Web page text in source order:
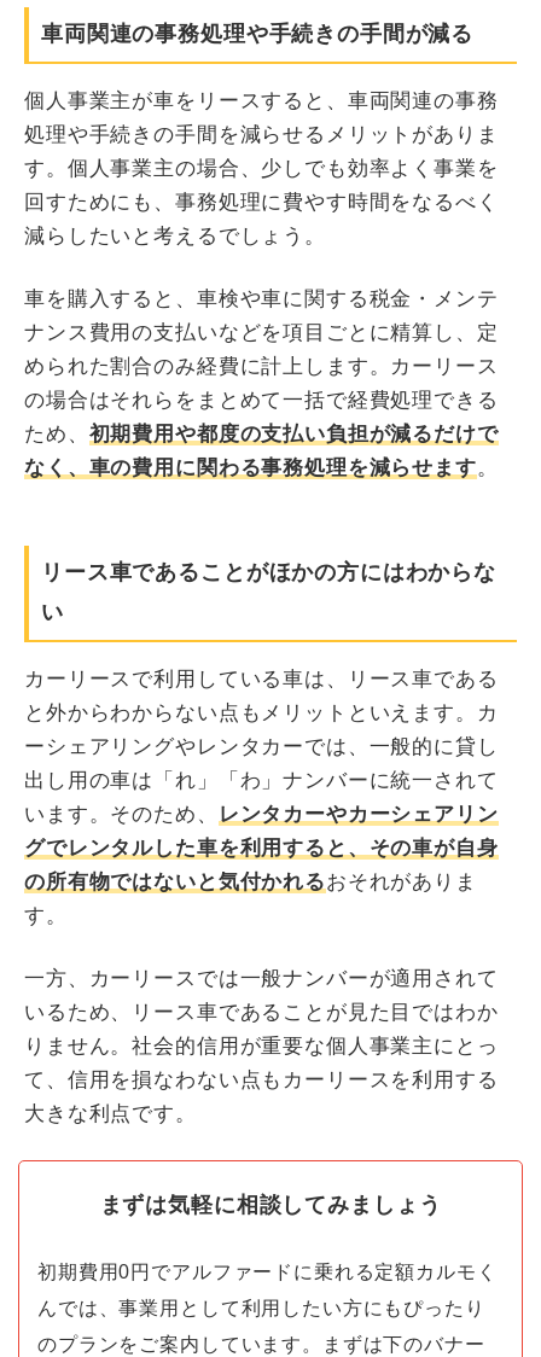
車両関連の事務処理や手続きの手間が減る
個人事業主が車をリースすると、車両関連の事務
処理や手続きの手間を減らせるメリットがありま
す。個人事業主の場合、少しでも効率よく事業を
回すためにも、事務処理に費やす時間をなるべく
減らしたいと考えるでしょう。
車を購入すると、車検や車に関する税金・メンテ
ナンス費用の支払いなどを項目ごとに精算し、定
められた割合のみ経費に計上します。カーリース
の場合はそれらをまとめて一括で経費処理できる
ため、 初期費用や都度の支払い負担が減るだけで
なく、車の費用に関わる事務処理を減らせます。
リース車であることがほかの方にはわからな
い
カーリースで利用している車は、リース車である
と外からわからない点もメリットといえます。カ
ーシェアリングやレンタカーでは、一般的に貸し
出し用の車は「れ」「わ」ナンバーに統一されて
います。そのため、
レンタカーやカーシェアリン
グでレンタルした車を利用すると、その車が自身
の所有物ではないと気付かれるおそれがありま
す。
一方、カーリースでは一般ナンバーが適用されて
いるため、リース車であることが見た目ではわか
りません。社会的信用が重要な個人事業主にとっ
て、信用を損なわない点もカーリースを利用する
大きな利点です。
まずは気軽に相談してみましょう
初期費用0円でアルファードに乗れる定額カルモく
んでは、事業用として利用したい方にもぴったり
のプランをご案内しています。まずは下のバナー